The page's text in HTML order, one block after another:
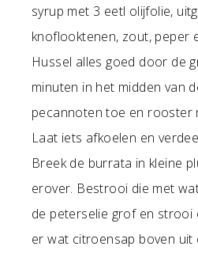
syrup met 3 eetl olijfolie,
knoflooktenen, zout, peper
Hussel alles goed door de
minuten in het midden van
pecannoten toe en rooster
Laat iets afkoelen en
Breek de burrata in kleine
erover. Bestrooi die met
de peterselie grof en strooi
er wat citroensap boven uit